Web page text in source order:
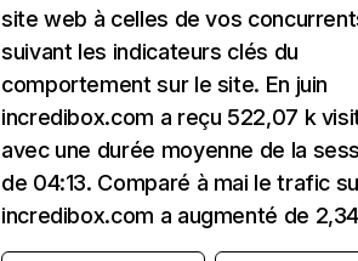
site web à celles de vos
suivant les indicateurs clés du
comportement sur le site. En juin
incredibox.com a reçu 522,07 k
avec une durée moyenne de la
de 04:13. Comparé à mai le trafic
incredibox.com a augmenté de